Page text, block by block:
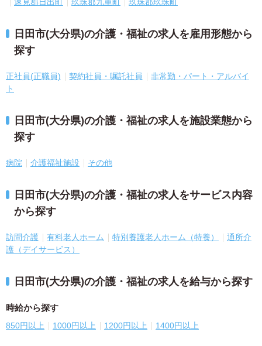
速見郡日出町 玖珠郡九重町 玖珠郡玖珠町
日田市(大分県)の介護・福祉の求人を雇用形態から
探す
正社員(正職員) 契約社員・嘱託社員
非常勤・パート・アルバイ
ト
日田市(大分県)の介護・福祉の求人を施設業態から
探す
病院 介護福祉施設 その他
日田市(大分県)の介護・福祉の求人をサービス内容
から探す
訪問介護 有料老人ホーム 特別養護老人ホーム（特養）
通所介
護（デイサービス）
日田市(大分県)の介護・福祉の求人を給与から探す
時給から探す
850円以上 1000円以上 1200円以上 1400円以上